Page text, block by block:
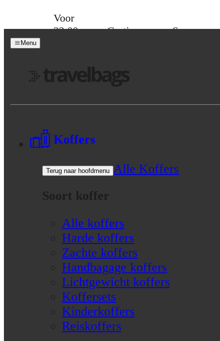
Voor
23:00
Gratis
Spaar
Menu
Koffers
Terug naar hoofdmenu
Alle Koffers
Soort koffer
Alle koffers
Harde koffers
Zachte koffers
Handbagage koffers
Lichtgewicht koffers
Koffersets
Kinderkoffers
Reiskoffers